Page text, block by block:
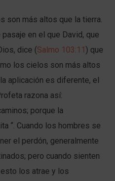
son más altos que la tierra.
en el que David, que
dice (Salmo 103:11) que
los cielos son más altos
aplicación es diferente, el
razona así:
porque la
“. Cuando los hombres se
el perdón, generalmente
pero cuando sienten
los atrae y los